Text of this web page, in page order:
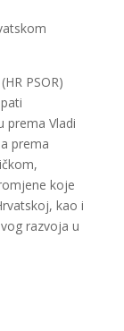
PSOR)
prema Vladi
prema
koje
kao i
razvoja u